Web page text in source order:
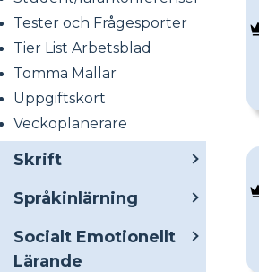
Tester och Frågesporter
Tier List Arbetsblad
Tomma Mallar
Uppgiftskort
Veckoplanerare
Skrift
Språkinlärning
Socialt Emotionellt
Lärande